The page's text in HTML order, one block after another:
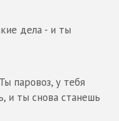
дела - и ты
паровоз, у тебя
и ты снова станешь